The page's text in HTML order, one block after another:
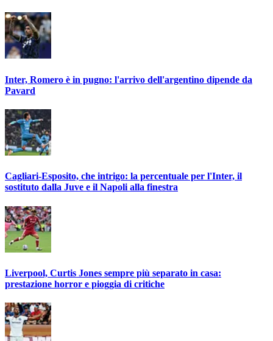
Inter, Romero è in pugno: l'arrivo dell'argentino dipende da
Pavard
Cagliari-Esposito, che intrigo: la percentuale per l'Inter, il
sostituto dalla Juve e il Napoli alla finestra
Liverpool, Curtis Jones sempre più separato in casa:
prestazione horror e pioggia di critiche